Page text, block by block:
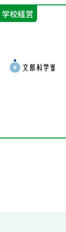
学校経営